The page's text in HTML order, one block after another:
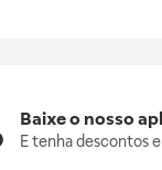
Baixe o nosso
E tenha descontos